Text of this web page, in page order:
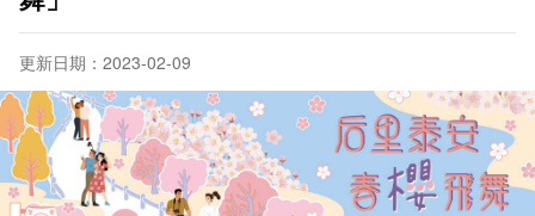
更新日期：2023-02-09